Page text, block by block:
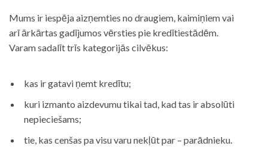
Mums ir iespēja aizņemties no draugiem, kaimiņiem vai
arī ārkārtas gadījumos vērsties pie kredītiestādēm.
Varam sadalīt trīs kategorijās cilvēkus:
kas ir gatavi ņemt kredītu;
kuri izmanto aizdevumu tikai tad, kad tas ir absolūti
nepieciešams;
tie, kas cenšas pa visu varu nekļūt par – parādnieku.